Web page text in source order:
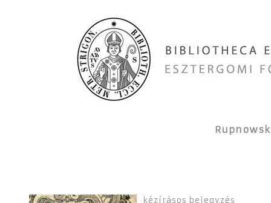
kézírásos bejegyzés